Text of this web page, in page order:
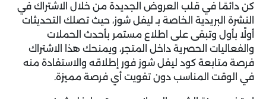
كن دائمًا في قلب العروض الجديدة من خلال الاشتراك في
النشرة البريدية الخاصة بـ ليفل شوز، حيث تصلك التحديثات
أولًا بأول وتبقى على اطلاع مستمر بأحدث الحملات
والفعاليات الحصرية داخل المتجر، ويمنحك هذا الاشتراك
فرصة متابعة كود ليفل شوز فور إطلاقه والاستفادة منه
في الوقت المناسب دون تفويت أي فرصة مميزة.